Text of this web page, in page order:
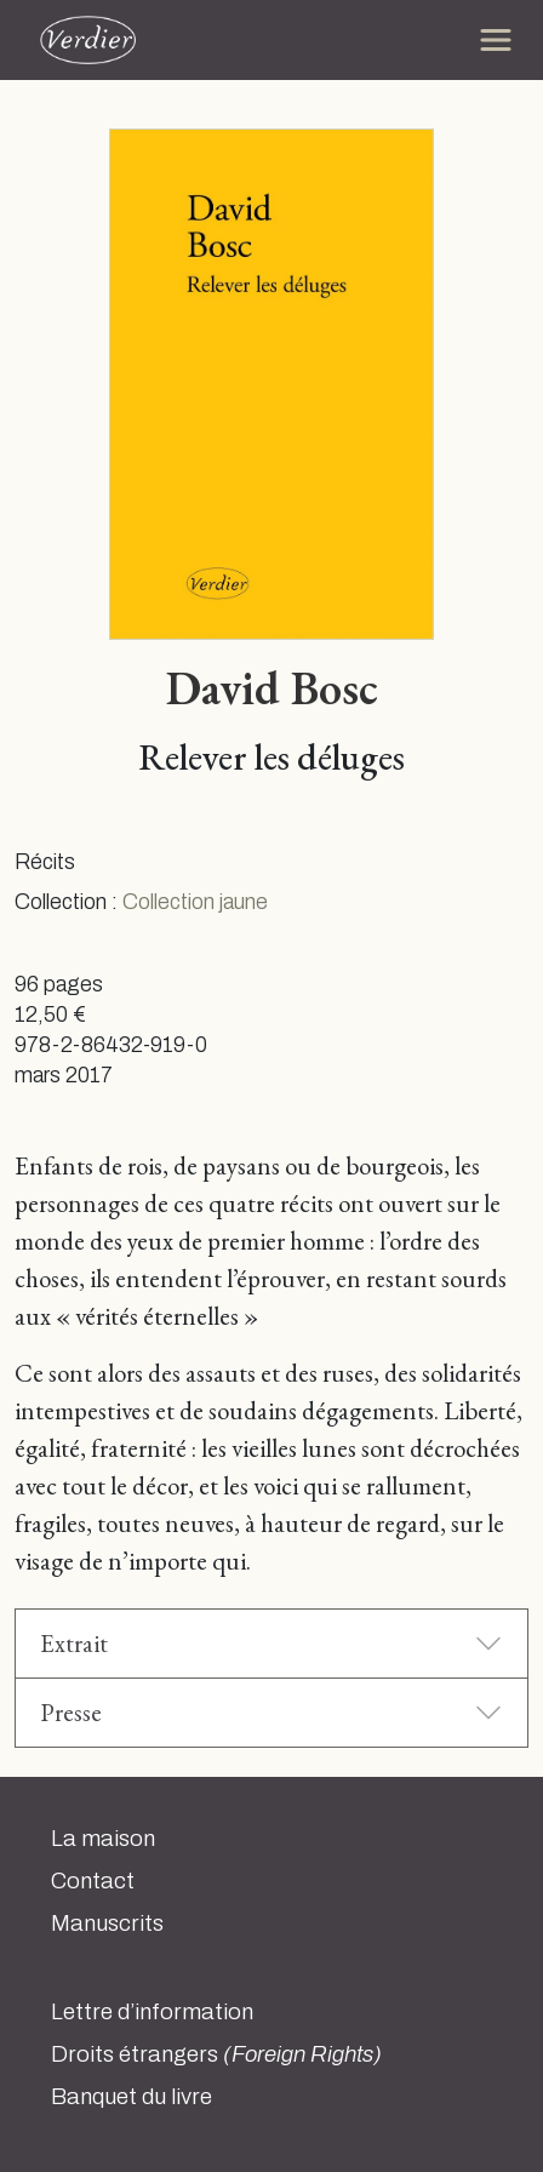
David Bosc
Relever les déluges
Récits
Collection : Collection jaune
96 pages
12,50 €
978-2-86432-919-0
mars 2017
Enfants de rois, de paysans ou de bourgeois, les
personnages de ces quatre récits ont ouvert sur le
monde des yeux de premier homme : l’ordre des
choses, ils entendent l’éprouver, en restant sourds
aux « vérités éternelles »
Ce sont alors des assauts et des ruses, des solidarités
intempestives et de soudains dégagements. Liberté,
égalité, fraternité : les vieilles lunes sont décrochées
avec tout le décor, et les voici qui se rallument,
fragiles, toutes neuves, à hauteur de regard, sur le
visage de n’importe qui.
Extrait
Presse
La maison
Contact
Manuscrits
Lettre d’information
Droits étrangers (Foreign Rights)
Banquet du livre